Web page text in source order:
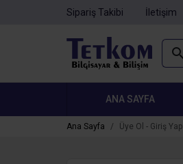
Sipariş Takibi İletişim
ANA SAYFA
Ana Sayfa Üye Ol - Giriş Yap